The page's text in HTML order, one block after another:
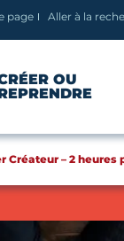
page Aller à la
OU
Créateur – 2 heures